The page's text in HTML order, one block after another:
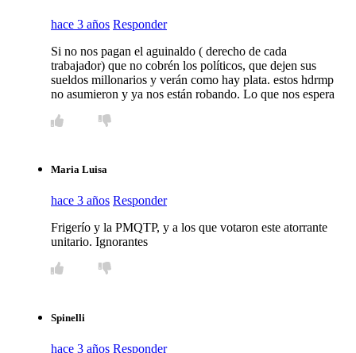
hace 3 años Responder
Si no nos pagan el aguinaldo ( derecho de cada
trabajador) que no cobrén los políticos, que dejen sus
sueldos millonarios y verán como hay plata. estos hdrmp
no asumieron y ya nos están robando. Lo que nos espera
Maria Luisa
hace 3 años Responder
Frigerío y la PMQTP, y a los que votaron este atorrante
unitario. Ignorantes
Spinelli
hace 3 años Responder